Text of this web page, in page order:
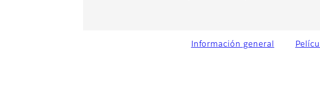
Información general